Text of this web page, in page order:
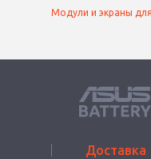
Модули и экраны
Доставка